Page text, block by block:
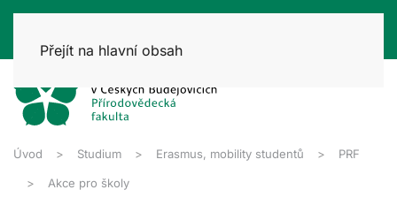
Přejít na hlavní obsah
Úvod Studium Erasmus, mobility studentů PRF
Akce pro školy